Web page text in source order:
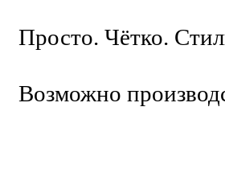
Просто. Чётко.
Возможно